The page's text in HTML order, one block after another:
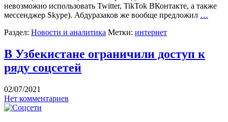
невозможно использовать Twitter, TikTok ВКонтакте, а также
мессенджер Skype). Абдуразаков же вообще предложил …
Раздел: Новости и аналитика Метки: интернет
В Узбекистане ограничили доступ к
ряду соцсетей
02/07/2021
Нет комментариев